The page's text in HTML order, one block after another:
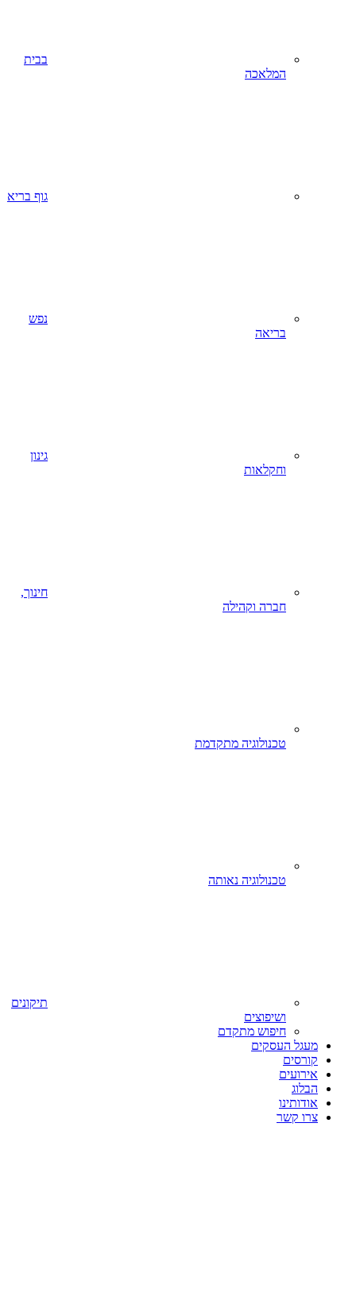
בבית
המלאכה
גוף בריא
נפש
בריאה
גינון
וחקלאות
חינוך,
חברה וקהילה
טכנולוגיה מתקדמת
טכנולוגיה נאותה
תיקונים
ושיפוצים
חיפוש מתקדם
מעגל העסקים
קורסים
אירועים
הבלוג
אודותינו
צרו קשר